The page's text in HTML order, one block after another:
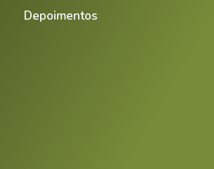
Depoimentos